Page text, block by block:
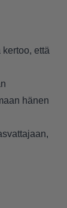
että
hänen